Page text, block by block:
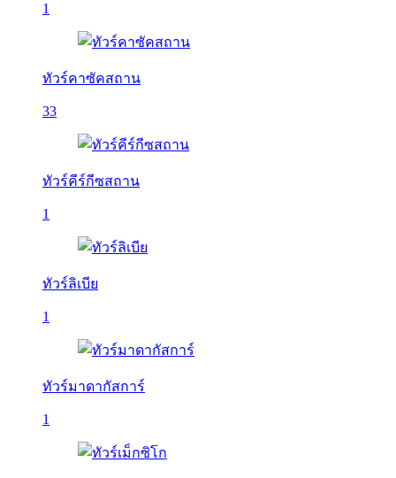
1
ทัวร์คาซัคสถาน
33
ทัวร์คีร์กีซสถาน
1
ทัวร์ลิเบีย
1
ทัวร์มาดากัสการ์
1